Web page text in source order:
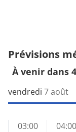
Prévisions
À venir dans
vendredi 7 août
03:00 04:00